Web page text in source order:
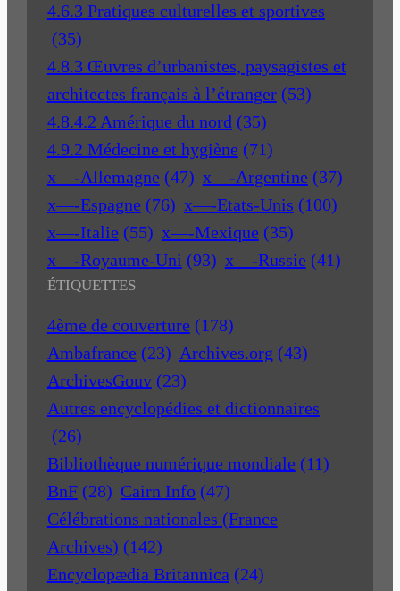
4.6.3 Pratiques culturelles et sportives
(35)
4.8.3 Œuvres d’urbanistes, paysagistes et
architectes français à l’étranger (53)
4.8.4.2 Amérique du nord (35)
4.9.2 Médecine et hygiène (71)
x—-Allemagne (47) x—-Argentine (37)
x—-Espagne (76) x—-Etats-Unis (100)
x—-Italie (55) x—-Mexique (35)
x—-Royaume-Uni (93) x—-Russie (41)
ÉTIQUETTES
4ème de couverture (178)
Ambafrance (23) Archives.org (43)
ArchivesGouv (23)
Autres encyclopédies et dictionnaires
(26)
Bibliothèque numérique mondiale (11)
BnF (28) Cairn Info (47)
Célébrations nationales (France
Archives) (142)
Encyclopædia Britannica (24)